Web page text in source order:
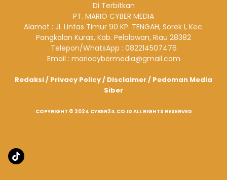
Di Terbitkan
PT. MARIO CYBER MEDIA
Alamat : Jl. Lintas Timur 90 KP. TENGAH, Sorek I, Kec.
Pangkalan Kuras, Kab. Pelalawan, Riau 28382
Telepon/WhatsApp : 082214507476
Email : mariocybermedia@gmail.com
Redaksi/ Privacy Policy/ Disclaimer/ Pedoman Media
Siber
COPYRIGHT © 2024 CYBER24.CO.ID ALL RIGHTS RESERVED